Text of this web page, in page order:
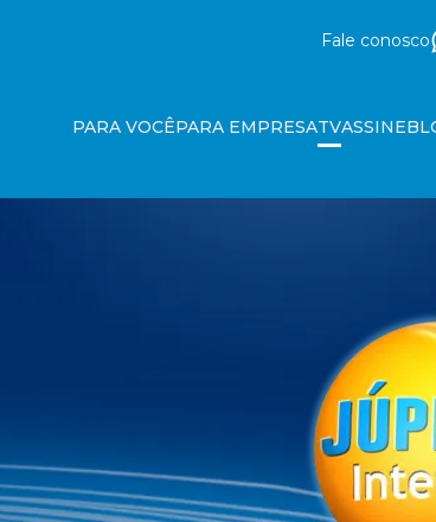
Fale conosco
PARA VOCÊPARA EMPRESATVASSINE